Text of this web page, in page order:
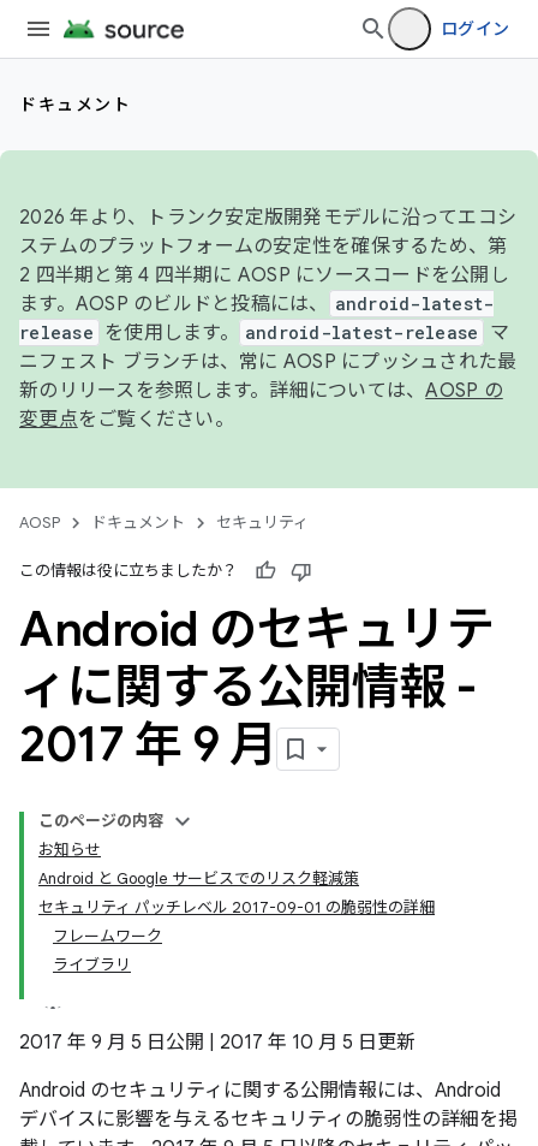
ログイン
ドキュメント
2026 年より、トランク安定版開発モデルに沿ってエコシ
ステムのプラットフォームの安定性を確保するため、第
2 四半期と第 4 四半期に AOSP にソースコードを公開し
ます。AOSP のビルドと投稿には、
android-latest-
release
を使用します。 android-latest-release
マ
ニフェスト ブランチは、常に AOSP にプッシュされた最
新のリリースを参照します。詳細については、AOSP の
変更点をご覧ください。
AOSP ドキュメント セキュリティ
この情報は役に立ちましたか？
Android のセキュリテ
ィに関する公開情報 -
2017 年 9 月
このページの内容
お知らせ
Android と Google サービスでのリスク軽減策
セキュリティ パッチレベル 2017-09-01 の脆弱性の詳細
フレームワーク
ライブラリ
2017 年 9 月 5 日公開 | 2017 年 10 月 5 日更新
Android のセキュリティに関する公開情報には、Android
デバイスに影響を与えるセキュリティの脆弱性の詳細を掲